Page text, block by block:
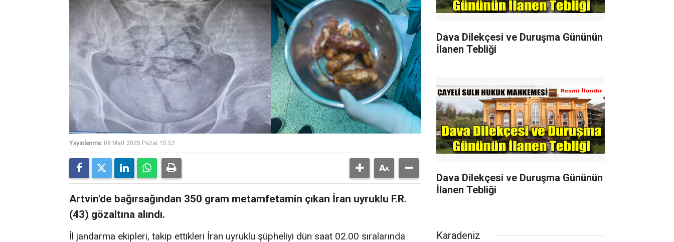
Yayınlanma: 09 Mart 2025 Pazar 15:52
Artvin'de bağırsağından 350 gram metamfetamin çıkan İran uyruklu F.R.
(43) gözaltına alındı.
İl jandarma ekipleri, takip ettikleri İran uyruklu şüpheliyi dün saat 02.00 sıralarında
Dava Dilekçesi ve Duruşma Gününün
İlanen Tebliği
Dava Dilekçesi ve Duruşma Gününün
İlanen Tebliği
Karadeniz